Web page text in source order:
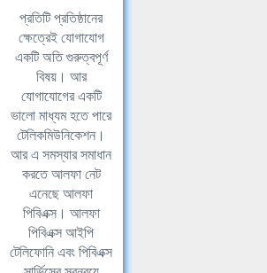
প্রতিটি প্রতিষ্ঠানের
ক্ষেত্রেই যোগাযোগ
একটি অতি গুরুত্বপূর্ণ
বিষয়। আর
যোগাযোগের একটি
ভালো মাধ্যম হতে পারে
টেলিকমিউনিকেশন।
আর এ সমস্যার সমাধান
করতে আলফা নেট
এনেছে আলফা
পিবিএক্স। আলফা
পিবিএক্স আইপি
টেলিফোনি এবং পিবিএক্স